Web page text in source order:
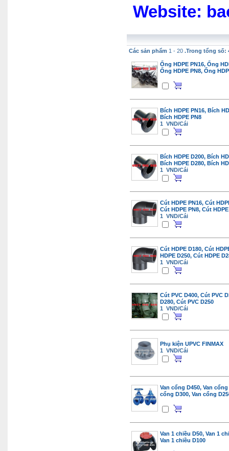
Website:
Các sản phẩm 1 - 20 .Trong tổng số:
Ống HDPE PN16, Ống
Ống HDPE PN8, Ống
Bích HDPE PN16, Bích
Bích HDPE PN8
1 VND/Cái
Bích HDPE D200, Bích
Bích HDPE D280, Bích
1 VND/Cái
Cút HDPE PN16, Cút
Cút HDPE PN8, Cút
1 VND/Cái
Cút HDPE D180, Cút
HDPE D250, Cút HDPE
1 VND/Cái
Cút PVC D400, Cút PVC
D280, Cút PVC D250
1 VND/Cái
Phụ kiện UPVC FINMAX
1 VND/Cái
Van cổng D450, Van
cổng D300, Van cổng
Van 1 chiều D50, Van 1
Van 1 chiều D100